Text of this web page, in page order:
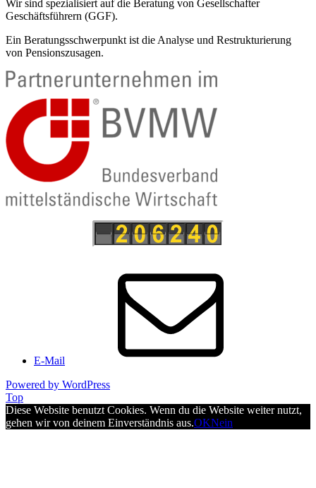
Wir sind spezialisiert auf die Beratung von Gesellschafter
Geschäftsführern (GGF).
Ein Beratungsschwerpunkt ist die Analyse und Restrukturierung
von Pensionszusagen.
E-Mail
Powered by WordPress
Top
Diese Website benutzt Cookies. Wenn du die Website weiter nutzt,
gehen wir von deinem Einverständnis aus.OKNein